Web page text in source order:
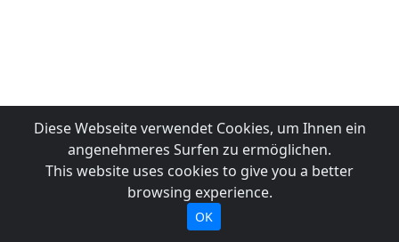
Diese Webseite verwendet Cookies, um Ihnen ein
angenehmeres Surfen zu ermöglichen.
This website uses cookies to give you a better
browsing experience.
OK